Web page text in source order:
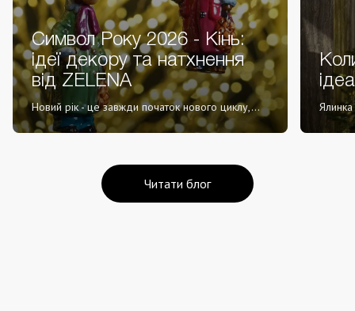
Символ Року 2026 - Кінь:
ідеї декору та натхнення
від ZELENA
Новий рік - це завжди початок нового циклу,...
Читати блог